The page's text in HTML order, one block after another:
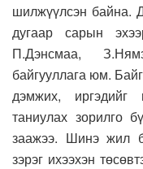
шилжүүлсэн байна.
дугаар сарын
П.Дэнсмаа,
байгууллага юм.
дэмжих, иргэдийг
таниулах зорилго
заажээ. Шинэ жил
зэрэг ихээхэн